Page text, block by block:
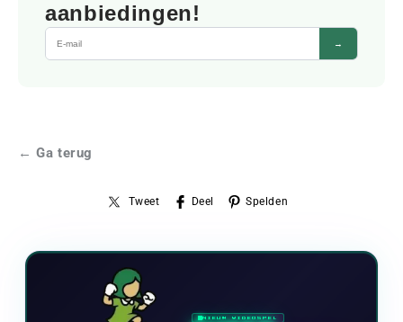
aanbiedingen!
→
← Ga terug
Tweet Deel Spelden
NIEUW VIDEOSPEL